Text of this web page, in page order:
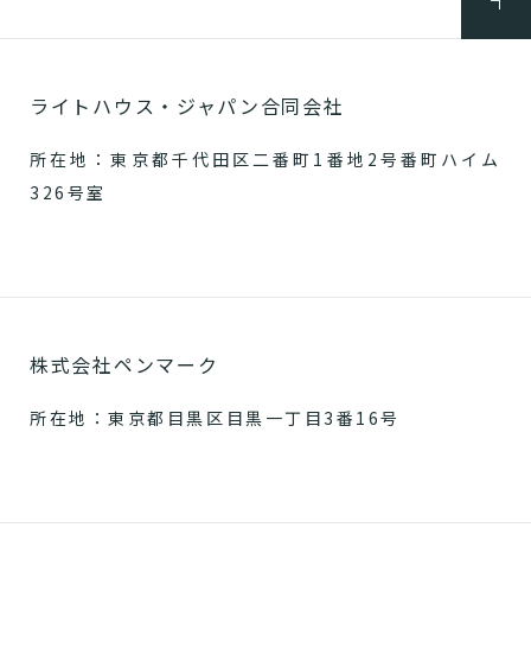
ライトハウス・ジャパン合同会社
所在地：東京都千代田区二番町1番地2号番町ハイム
326号室
株式会社ペンマーク
所在地：東京都目黒区目黒一丁目3番16号